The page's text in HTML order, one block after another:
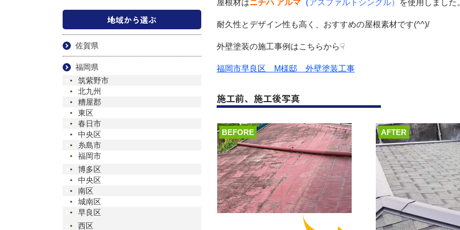
屋根材はニチハ アルマ （アスファルトシングル） を使用しました
耐久性とデザイン性も高く、おすすめの屋根素材です(^^)/
外壁塗装の施工事例はこちらから☟
福岡市早良区 M様邸 外壁塗装工事
施工前、施工後写真
BEFORE AFTER
地域から選ぶ
佐賀県
福岡県
筑紫野市
北九州
糟屋郡
東区
春日市
中央区
糸島市
福岡市
博多区
中央区
南区
城南区
早良区
西区